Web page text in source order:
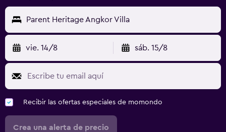
Parent Heritage Angkor Villa
vie. 14/8 sáb. 15/8
Recibir las ofertas especiales de momondo
Crea una alerta de precio